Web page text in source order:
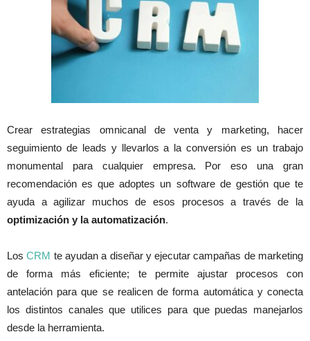
Crear estrategias omnicanal de venta y marketing, hacer
seguimiento de leads y llevarlos a la conversión es un trabajo
monumental para cualquier empresa. Por eso una gran
recomendación es que adoptes un software de gestión que te
ayuda a agilizar muchos de esos procesos a través de la
optimización y la automatización.
LosCRM te ayudan a diseñar y ejecutar campañas de marketing
de forma más eficiente; te permite ajustar procesos con
antelación para que se realicen de forma automática y conecta
los distintos canales que utilices para que puedas manejarlos
desde la herramienta.